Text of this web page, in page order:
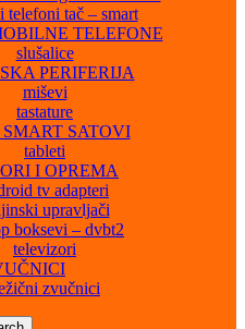
telefoni tač – smart
TELEFONE
slušalice
PERIFERIJA
miševi
tastature
SATOVI
tableti
I OPREMA
tv adapteri
upravljači
boksevi – dvbt2
televizori
zvučnici